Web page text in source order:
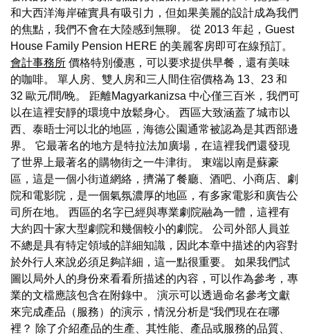
和大西洋海岸確實具有吸引力，但如果美麗的設計成為我們
的焦點，我們不會在大陸感到無聊。 從 2013 年起，Guest
House Family Pension HERE 的美麗客房即可在線預訂。
會計事務所 價格特別優惠，可以要求提供早餐，還有美味
的咖啡。 單人房、雙人房和三人間住宿價格為 13、23 和
32 歐元/間/晚。 距離Magyarkanizsa 中心僅三百米，我們可
以在這裡安靜的環境中放鬆身心。 西區大致涵蓋了城市以
西、泰晤士河以北的地區，海德公園通常被認為是其西部邊
界。 它最著名的地方是特拉法加廣場，在這裡我們還發現
了世界上最著名的購物街之一牛津街。 東端以南是蘇豪
區，這是一個小街道網絡，擠滿了餐廳、酒吧、小商店、劇
院和電影院，是一個氣氛濃厚的地區，有多家電影和廣告公
司所在地。 西區的名字已經與專業劇院融為一體，這裡有
大約四十家大型劇院和幾個較小的劇院。 公司外部人員並
不總是具有特定領域的詳細知識，因此本章中描述的內容對
於外行人來說必須足夠詳細，這一點很重要。 如果我們試
圖以局外人的身份來看看所描述的內容，可以作為參考，專
業的文檔應該包含在附錄中。 演示可以透過命名參考文獻
來完成產品（服務）的演示，情況分析是“我們現在在哪
裡？ 除了介紹產品的生產、其性能、產品或服務的品質、